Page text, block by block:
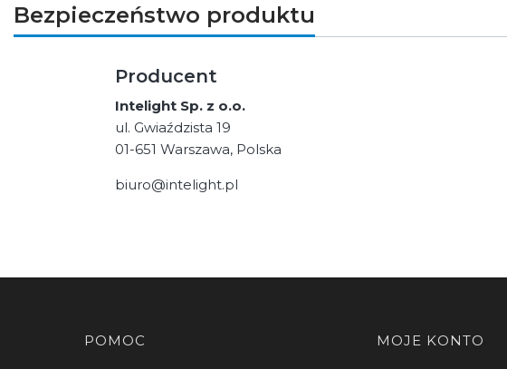
Bezpieczeństwo produktu
Producent
Intelight Sp. z o.o.
ul. Gwiaździsta 19
01-651 Warszawa, Polska
biuro@intelight.pl
Linki w stopce
POMOC MOJE KONTO